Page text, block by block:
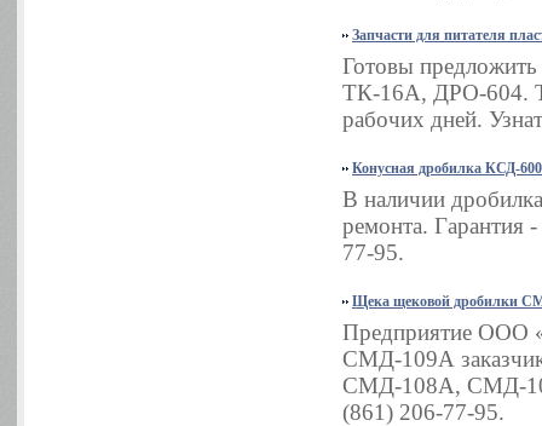
Запчасти для питателя
Готовы
ТК-16А, ДРО-604.
рабочих дней.
Конусная дробилка КСД-
В наличии
ремонта. Гарантия
77-95.
Щека щековой дробилки
Предприятие ООО
СМД-109А
СМД-108А, СМД-
(861) 206-77-95.